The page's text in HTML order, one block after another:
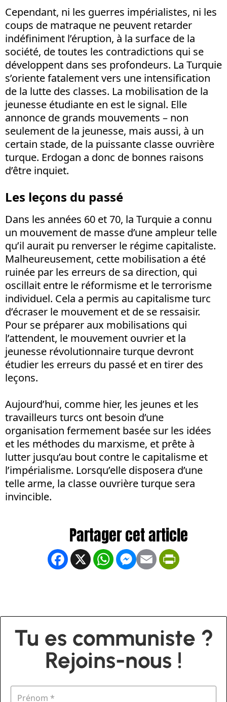
Cependant, ni les guerres impérialistes, ni les
coups de matraque ne peuvent retarder
indéfiniment l’éruption, à la surface de la
société, de toutes les contradictions qui se
développent dans ses profondeurs. La Turquie
s’oriente fatalement vers une intensification
de la lutte des classes. La mobilisation de la
jeunesse étudiante en est le signal. Elle
annonce de grands mouvements – non
seulement de la jeunesse, mais aussi, à un
certain stade, de la puissante classe ouvrière
turque. Erdogan a donc de bonnes raisons
d’être inquiet.
Les leçons du passé
Dans les années 60 et 70, la Turquie a connu
un mouvement de masse d’une ampleur telle
qu’il aurait pu renverser le régime capitaliste.
Malheureusement, cette mobilisation a été
ruinée par les erreurs de sa direction, qui
oscillait entre le réformisme et le terrorisme
individuel. Cela a permis au capitalisme turc
d’écraser le mouvement et de se ressaisir.
Pour se préparer aux mobilisations qui
l’attendent, le mouvement ouvrier et la
jeunesse révolutionnaire turque devront
étudier les erreurs du passé et en tirer des
leçons.
Aujourd’hui, comme hier, les jeunes et les
travailleurs turcs ont besoin d’une
organisation fermement basée sur les idées
et les méthodes du marxisme, et prête à
lutter jusqu’au bout contre le capitalisme et
l’impérialisme. Lorsqu’elle disposera d’une
telle arme, la classe ouvrière turque sera
invincible.
Facebook
X WhatsApp
Messenger
Email
Tu es communiste ?
Rejoins-nous !